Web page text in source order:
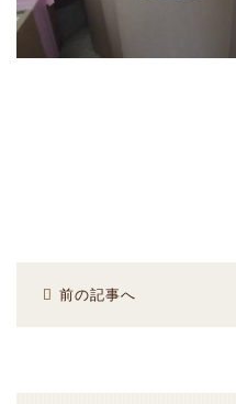
前の記事へ